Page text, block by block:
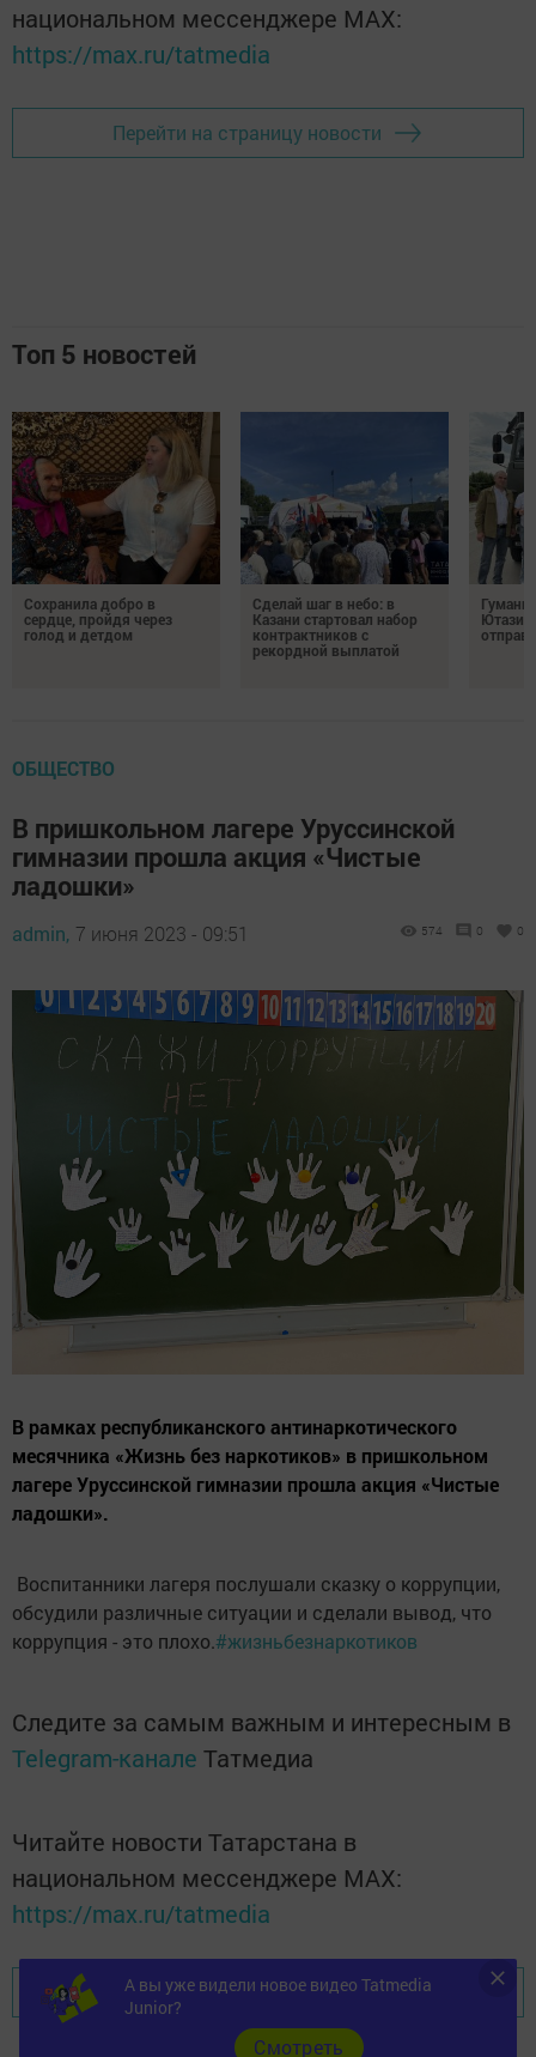
национальном мессенджере MАХ:
https://max.ru/tatmedia
Перейти на страницу новости
Топ 5 новостей
Сохранила добро в
сердце, пройдя через
голод и детдом
Сделай шаг в небо: в
Казани стартовал набор
контрактников с
рекордной выплатой
ОБЩЕСТВО
В пришкольном лагере Уруссинской
гимназии прошла акция «Чистые
ладошки»
admin, 7 июня 2023 - 09:51 574 0 0
В рамках республиканского антинаркотического
месячника «Жизнь без наркотиков» в пришкольном
лагере Уруссинской гимназии прошла акция «Чистые
ладошки».
Воспитанники лагеря послушали сказку о коррупции,
обсудили различные ситуации и сделали вывод, что
коррупция - это плохо.#жизньбезнаркотиков
Следите за самым важным и интересным в
Telegram-канале Татмедиа
Читайте новости Татарстана в
национальном мессенджере MАХ:
https://max.ru/tatmedia
Перейти на страницу новости
А вы уже видели новое видео Tatmedia
Junior?
Cмотреть